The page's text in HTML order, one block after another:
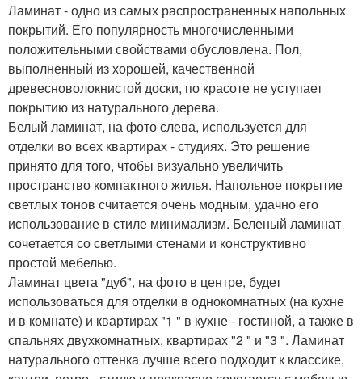
Ламинат - одно из самых распространенных напольных
покрытий. Его популярность многочисленными
положительными свойствами обусловлена. Пол,
выполненный из хорошей, качественной
древесноволокнистой доски, по красоте не уступает
покрытию из натурального дерева.
Белый ламинат, на фото слева, используется для
отделки во всех квартирах - студиях. Это решение
принято для того, чтобы визуально увеличить
пространство компактного жилья. Напольное покрытие
светлых тонов считается очень модным, удачно его
использование в стиле минимализм. Беленый ламинат
сочетается со светлыми стенами и конструктивно
простой мебелью.
Ламинат цвета "дуб", на фото в центре, будет
использоваться для отделки в однокомнатных (на кухне
и в комнате) и квартирах "1 " в кухне - гостиной, а также в
спальнях двухкомнатных, квартирах "2 " и "3 ". Ламинат
натурального оттенка лучше всего подходит к классике,